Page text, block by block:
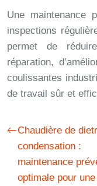
Une maintenance
inspections
permet de
réparation,
coulissantes
de travail sûr et
Chaudière de
condensation :
maintenance
optimale pour une